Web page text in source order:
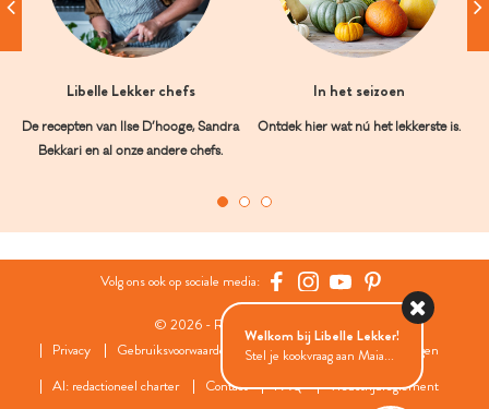
Libelle Lekker chefs
De recepten van Ilse D’hooge, Sandra
Bekkari en al onze andere chefs.
In het seizoen
Ontdek hier wat nú het lekkerste is.
Volg ons ook op sociale media:
© 2026 - Roularta Media Group
Privacy
Gebruiksvoorwaarden Cookies
Cookies instellingen
AI: redactioneel charter
Contact FAQ Wedstrijdreglement
Welkom bij Libelle Lekker!
Stel je kookvraag aan Maia...